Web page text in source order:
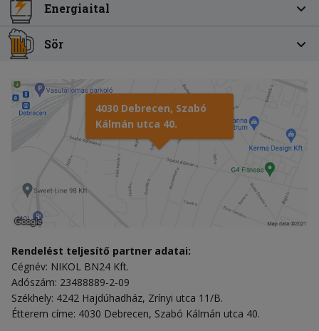
Energiaital
Sör
4030 Debrecen, Szabó
Kálmán utca 40.
Rendelést teljesítő partner adatai:
Cégnév: NIKOL BN24 Kft.
Adószám: 23488889-2-09
Székhely: 4242 Hajdúhadház, Zrínyi utca 11/B.
Étterem címe: 4030 Debrecen, Szabó Kálmán utca 40.